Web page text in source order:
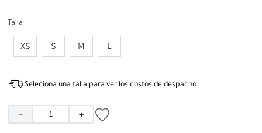
Talla
XS S M L
Seleciona una talla para ver los costos de despacho
＋
－